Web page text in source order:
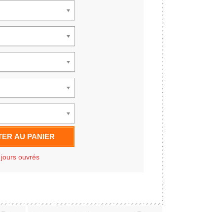
AU PANIER
ouvrés